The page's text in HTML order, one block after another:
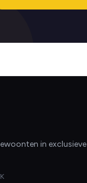
in exclusieve